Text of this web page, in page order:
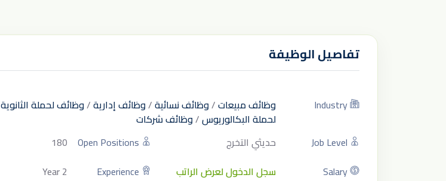
تفاصيل الوظيفة
Industry وظائف مبيعات/وظائف نسائية/وظائف إدارية/وظائف لحملة الثانوية
لحملة البكالوريوس/وظائف شركات
Job Level
حديثي التخرج Open Positions
180
Salary
سجل الدخول لعرض الراتب Experience
2 Year